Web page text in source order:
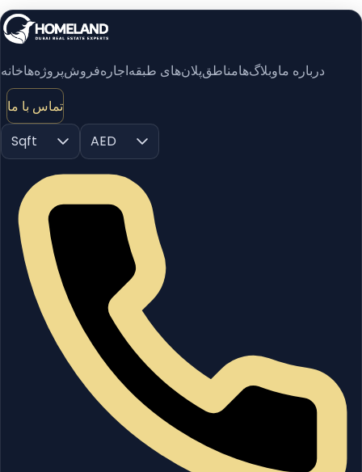
خانهپروژه‌هافروشاجارهپلان‌های طبقهمناطقوبلاگ‌هادرباره ما
تماس با ما
Sqft
AED